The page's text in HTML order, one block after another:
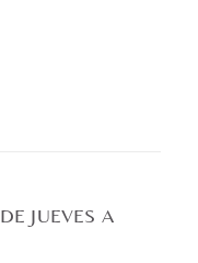
DE JUEVES A